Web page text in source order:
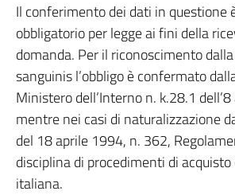
Il conferimento dei dati in questione
obbligatorio per legge ai fini della
domanda. Per il riconoscimento
sanguinis l’obbligo è confermato
Ministero dell’Interno n. k.28.1
mentre nei casi di naturalizzazione
del 18 aprile 1994, n. 362,
disciplina di procedimenti di
italiana.